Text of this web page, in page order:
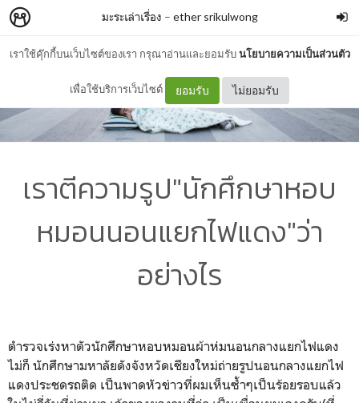
เราใช้คุ๊กกี้บนเว็บไซต์ของเรา กรุณาอ่านและยอมรับนโยบายความเป็นส่วนตัว
เพื่อใช้บริการเว็บไซต์ ยอมรับ ไม่ยอมรับ
มะระเล่าเรื่อง – ether srikulwong
เราตีความรูป"นักศึกษาหอบ
หมอนนอนแยกไฟแดง"ว่า
อย่างไร
ตำรวจเร่งหาตัวนักศึกษาหอบหมอนผ้าห่มนอนกลางแยกไฟแดง
ไม่ก็ นักศึกษามหาลัยดังจังหวัดเชียงใหม่ถ่ายรูปนอนกลางแยกไฟ
แดงประชดรถติด เป็นพาดหัวข่าวที่ผมเห็นซ้ำๆเป็นร้อยรอบแล้ว